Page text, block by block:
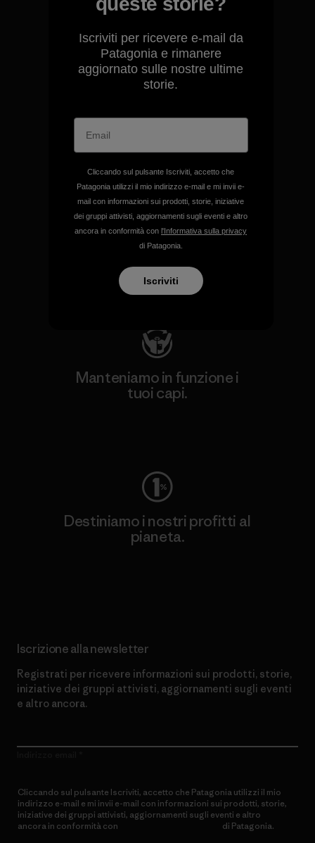
Ci assumiamo la
responsabilità del nostro
impatto.
Scopri di più sulla nostra impronta
Sosteniamo i gruppi attivisti
a tutela del clima e
dell'ambiente.
Visita Patagonia Action Works
Manteniamo in funzione i
tuoi capi.
Destiniamo i nostri profitti al
pianeta.
Iscrizione alla newsletter
Registrati per ricevere informazioni sui prodotti, storie,
iniziative dei gruppi attivisti, aggiornamenti sugli eventi
e altro ancora.
Cliccando sul pulsante Iscriviti, accetto che Patagonia utilizzi il mio
indirizzo e-mail e mi invii e-mail con informazioni sui prodotti, storie,
iniziative dei gruppi attivisti, aggiornamenti sugli eventi e altro
ancora in conformità con
di Patagonia.
Iscriviti per ricevere e-mail da
Patagonia e rimanere
aggiornato sulle nostre ultime
storie.
Cliccando sul pulsante Iscriviti, accetto che
Patagonia utilizzi il mio indirizzo e-mail e mi invii e-
mail con informazioni sui prodotti, storie, iniziative
dei gruppi attivisti, aggiornamenti sugli eventi e altro
ancora in conformità con l'Informativa sulla privacy
di Patagonia.
Iscriviti